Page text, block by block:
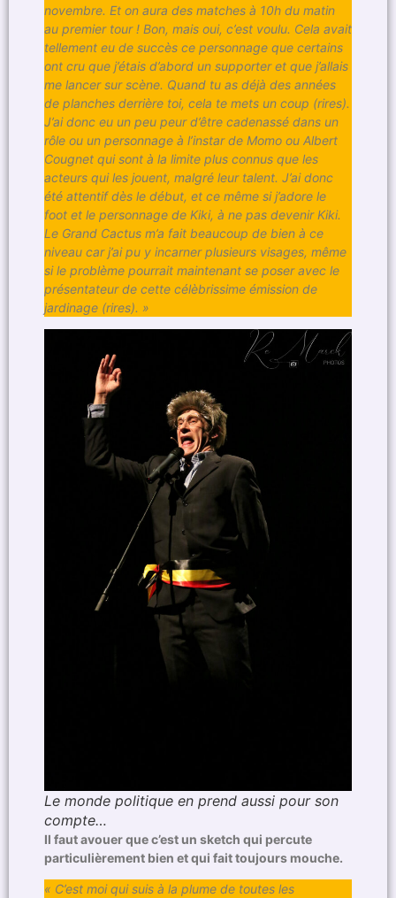
novembre. Et on aura des matches à 10h du matin
au premier tour ! Bon, mais oui, c’est voulu. Cela avait
tellement eu de succès ce personnage que certains
ont cru que j’étais d’abord un supporter et que j’allais
me lancer sur scène. Quand tu as déjà des années
de planches derrière toi, cela te mets un coup (rires).
J’ai donc eu un peu peur d’être cadenassé dans un
rôle ou un personnage à l’instar de Momo ou Albert
Cougnet qui sont à la limite plus connus que les
acteurs qui les jouent, malgré leur talent. J’ai donc
été attentif dès le début, et ce même si j’adore le
foot et le personnage de Kiki, à ne pas devenir Kiki.
Le Grand Cactus m’a fait beaucoup de bien à ce
niveau car j’ai pu y incarner plusieurs visages, même
si le problème pourrait maintenant se poser avec le
présentateur de cette célèbrissime émission de
jardinage (rires). »
Le monde politique en prend aussi pour son
compte…
Il faut avouer que c’est un sketch qui percute
particulièrement bien et qui fait toujours mouche.
« C’est moi qui suis à la plume de toutes les